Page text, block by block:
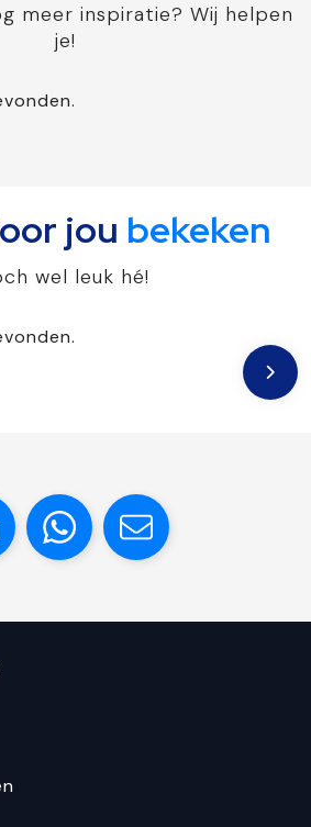
meer inspiratie? Wij helpen
je!
jou bekeken
wel leuk hé!